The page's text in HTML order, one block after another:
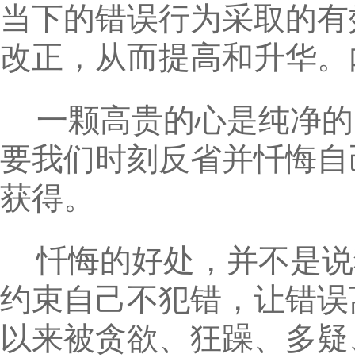
当下的错误行为采取的
改正，从而提高和升华
一颗高贵的心是纯净
要我们时刻反省并忏悔
获得。
忏悔的好处，并不是
约束自己不犯错，让错
以来被贪欲、狂躁、多